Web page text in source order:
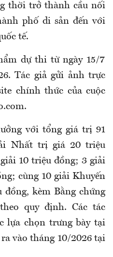
thời trở thành cầu nối
phố di sản đến với
tế.
dự thi từ ngày 15/7
Tác giả gửi ảnh trực
chính thức của cuộc
với tổng giá trị 91
Nhất trị giá 20 triệu
10 triệu đồng; 3 giải
cùng 10 giải Khuyến
kèm Bằng chứng
quy định. Các tác
lựa chọn trưng bày tại
vào tháng 10/2026 tại